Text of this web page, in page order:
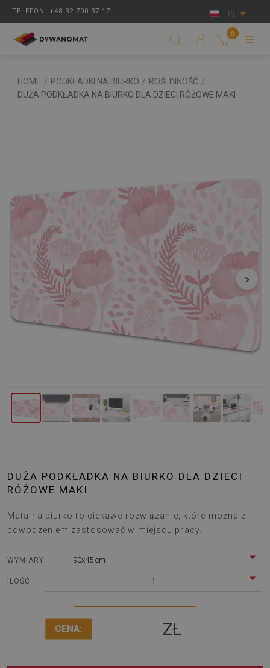
TELEFON: +48 32 700 37 17 PL
0
HOME / PODKŁADKI NA BIURKO / ROŚLINNOŚĆ /
DUŻA PODKŁADKA NA BIURKO DLA DZIECI RÓŻOWE MAKI
‹ ›
DUŻA PODKŁADKA NA BIURKO DLA DZIECI
RÓŻOWE MAKI
Mata na biurko to ciekawe rozwiązanie, które można z
powodzeniem zastosować w miejscu pracy.
WYMIARY: 90x45 cm
ILOŚĆ 1
CENA: ZŁ